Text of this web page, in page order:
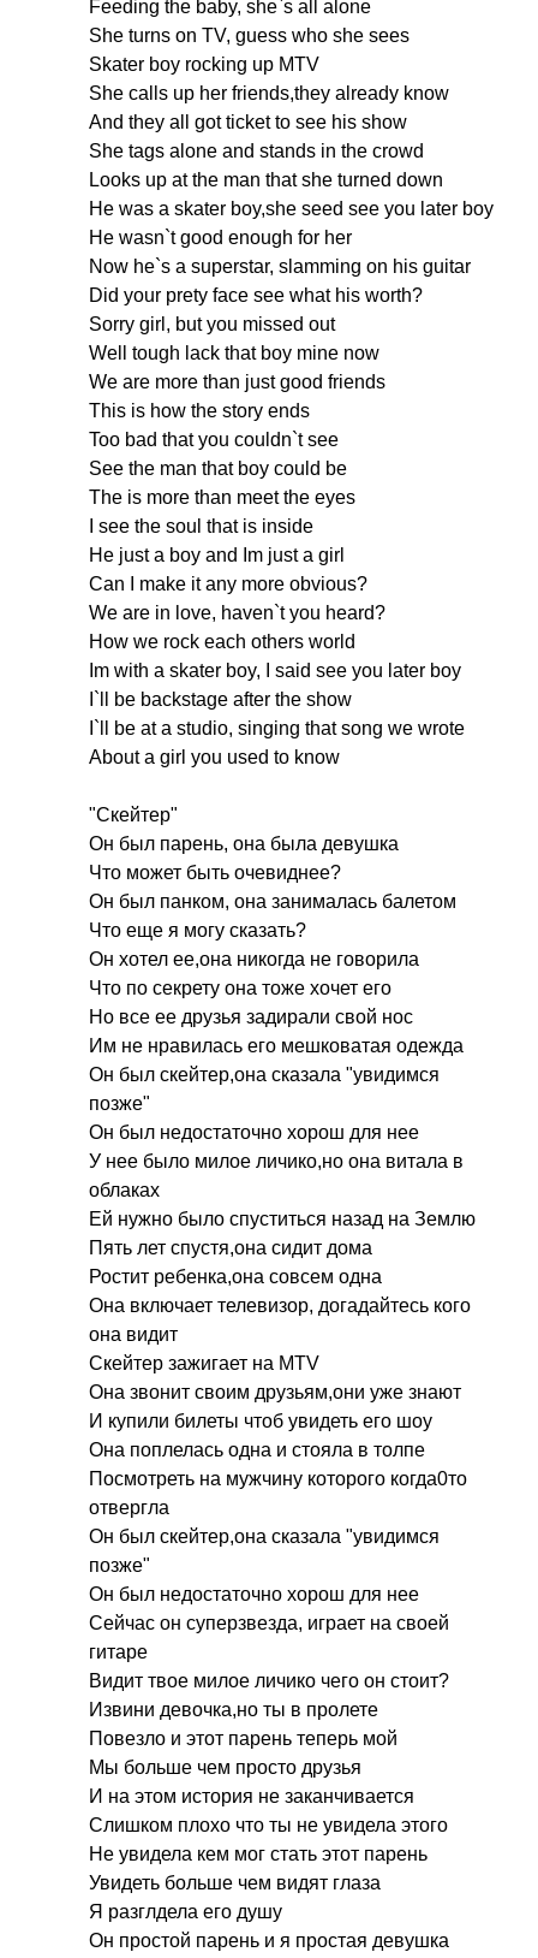
Feeding the baby, she`s all
alone
She turns on TV, guess who she sees
Skater boy rocking up MTV
She calls up her friends,they already know
And they all got ticket to see his show
She tags alone and stands in the crowd
Looks up at the man that she turned down
He was a skater boy,she seed see you later boy
He wasn`t good enough for her
Now he`s a superstar, slamming on his guitar
Did your prety face see what his worth?
Sorry girl , but you missed out
Well
tough lack that boy mine now
We are more than just good friends
This is how the story ends
Too bad that you couldn`t see
See the man that boy could be
The is more than meet the eyes
see the soul that is inside
He just a boy and Im just a girl
Can
make it any more obvious?
We are in love, haven`t you heard?
How we rock each others world
Im with a skater boy, said see you later boy
` be backstage after the show
` be at a studio, singing that song we wrote
About a girl you used to know
"Скейтер"
Он был парень, она была девушка
Что может быть очевиднее?
Он был панком, она занималась балетом
Что еще я могу сказать?
Он хотел ее,она никогда не говорила
Что по секрету она тоже хочет его
Но все ее друзья задирали свой нос
Им не нравилась его мешковатая одежда
Он был скейтер,она сказала "увидимся
позже"
Он был недостаточно хорош для нее
У нее было милое личико,но она витала в
облаках
Ей нужно было спуститься назад на Землю
Пять лет спустя,она сидит дома
Ростит ребенка,она совсем одна
Она включает телевизор, догадайтесь кого
она видит
Скейтер зажигает на MTV
Она звонит своим друзьям,они уже знают
И купили билеты чтоб увидеть его шоу
Она поплелась одна и стояла в толпе
Посмотреть на мужчину которого когда0то
отвергла
Он был скейтер,она сказала "увидимся
позже"
Он был недостаточно хорош для нее
Сейчас он суперзвезда, играет на своей
гитаре
Видит твое милое личико чего он стоит?
Извини девочка,но ты в пролете
Повезло и этот парень теперь мой
Мы больше чем просто друзья
И на этом история не заканчивается
Слишком плохо что ты не увидела этого
Не увидела кем мог стать этот парень
Увидеть больше чем видят глаза
Я разглдела его душу
Он простой парень и я простая девушка